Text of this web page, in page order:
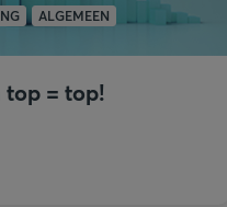
ALGEMEEN
top = top!